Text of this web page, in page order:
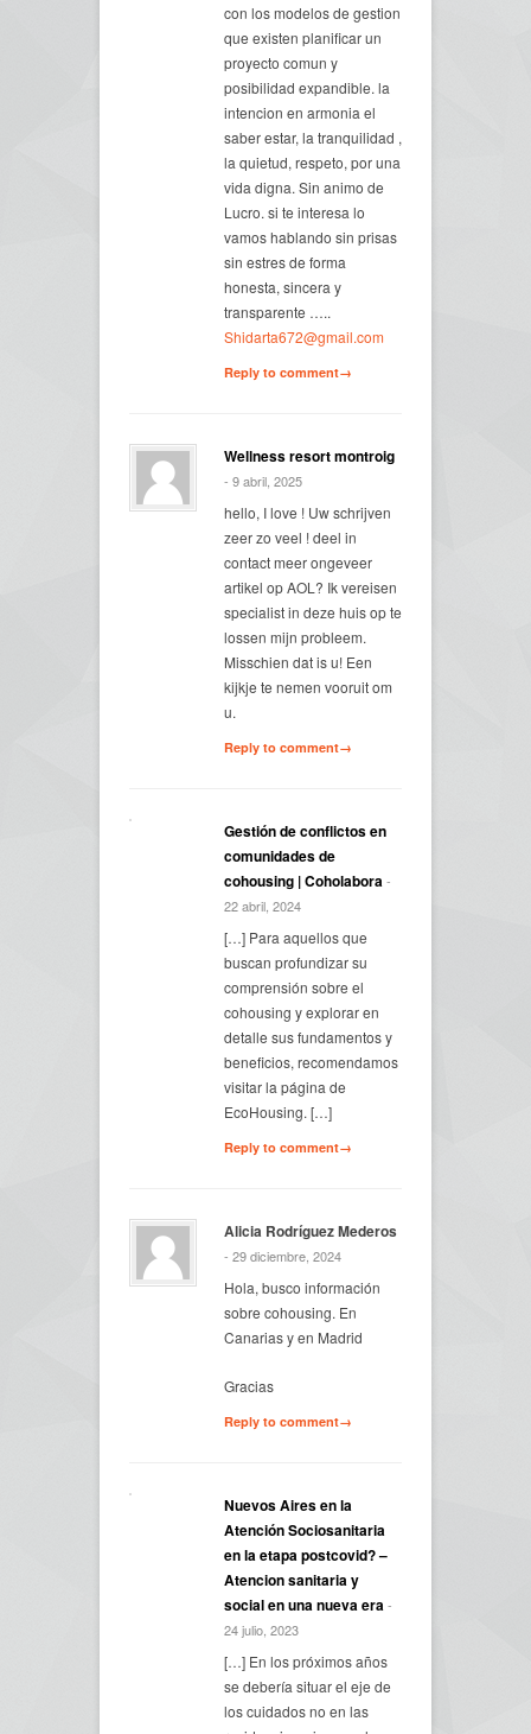
con los modelos de gestion
que existen planificar un
proyecto comun y
posibilidad expandible. la
intencion en armonia el
saber estar, la tranquilidad ,
la quietud, respeto, por una
vida digna. Sin animo de
Lucro. si te interesa lo
vamos hablando sin prisas
sin estres de forma
honesta, sincera y
transparente …..
Shidarta672@gmail.com
Reply to comment→
Wellness resort montroig
- 9 abril, 2025
hello, I love ! Uw schrijven
zeer zo veel ! deel in
contact meer ongeveer
artikel op AOL? Ik vereisen
specialist in deze huis op te
lossen mijn probleem.
Misschien dat is u! Een
kijkje te nemen vooruit om
u.
Reply to comment→
Gestión de conflictos en
comunidades de
cohousing | Coholabora-
22 abril, 2024
[…] Para aquellos que
buscan profundizar su
comprensión sobre el
cohousing y explorar en
detalle sus fundamentos y
beneficios, recomendamos
visitar la página de
EcoHousing. […]
Reply to comment→
Alicia Rodríguez Mederos
- 29 diciembre, 2024
Hola, busco información
sobre cohousing. En
Canarias y en Madrid
Gracias
Reply to comment→
Nuevos Aires en la
Atención Sociosanitaria
en la etapa postcovid? –
Atencion sanitaria y
social en una nueva era-
24 julio, 2023
[…] En los próximos años
se debería situar el eje de
los cuidados no en las